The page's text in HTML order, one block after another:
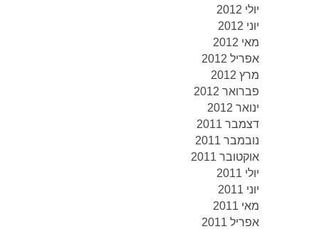
יולי 2012
יוני 2012
מאי 2012
אפריל 2012
מרץ 2012
פברואר 2012
ינואר 2012
דצמבר 2011
נובמבר 2011
אוקטובר 2011
יולי 2011
יוני 2011
מאי 2011
אפריל 2011